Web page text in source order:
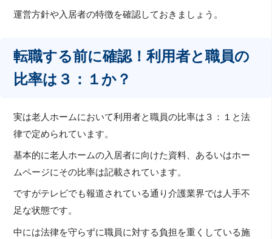
運営方針や入居者の特徴を確認しておきましょう。
転職する前に確認！利用者と職員の
比率は３：１か？
実は老人ホームにおいて利用者と職員の比率は３：１と法
律で定められています。
基本的に老人ホームの入居者に向けた資料、あるいはホー
ムページにその比率は記載されています。
ですがテレビでも報道されている通り介護業界では人手不
足な状態です。
中には法律を守らずに職員に対する負担を重くしている施